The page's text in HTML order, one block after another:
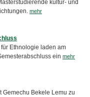
kultur- und
mehr
Ethnologie laden am
ein mehr
Gemechu Bekele Lemu zu